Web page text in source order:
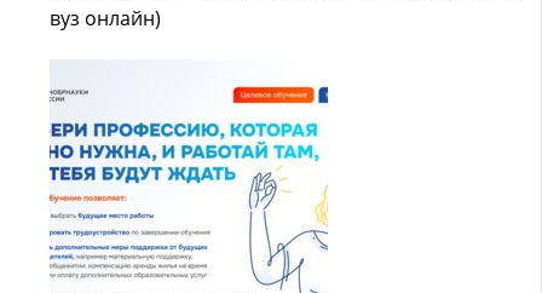
вуз онлайн)